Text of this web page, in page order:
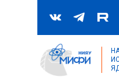
Форма
Поиск